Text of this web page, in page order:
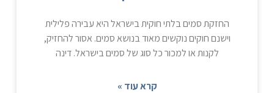
החזקת סמים בלתי חוקית בישראל היא עבירה פלילית
וישנם חוקים נוקשים מאוד בנושא סמים. אסור להחזיק,
לקנות או למכור כל סוג של סמים בישראל. דינה
קרא עוד »